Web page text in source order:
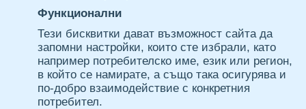
Функционални
Тези бисквитки дават възможност сайта да
запомни настройки, които сте избрали, като
например потребителско име, език или регион,
в който се намирате, а също така осигурява и
по-добро взаимодействие с конкретния
потребител.